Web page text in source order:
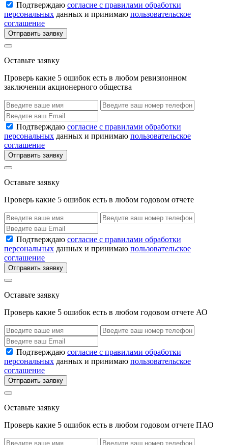
Подтверждаю согласие с правилами обработки
персональных данных и принимаю пользовательское
соглашение
Отправить заявку
Оставьте заявку
Проверь какие 5 ошибок есть в любом ревизионном
заключении акционерного общества
Подтверждаю согласие с правилами обработки
персональных данных и принимаю пользовательское
соглашение
Отправить заявку
Оставьте заявку
Проверь какие 5 ошибок есть в любом годовом отчете
Подтверждаю согласие с правилами обработки
персональных данных и принимаю пользовательское
соглашение
Отправить заявку
Оставьте заявку
Проверь какие 5 ошибок есть в любом годовом отчете АО
Подтверждаю согласие с правилами обработки
персональных данных и принимаю пользовательское
соглашение
Отправить заявку
Оставьте заявку
Проверь какие 5 ошибок есть в любом годовом отчете ПАО